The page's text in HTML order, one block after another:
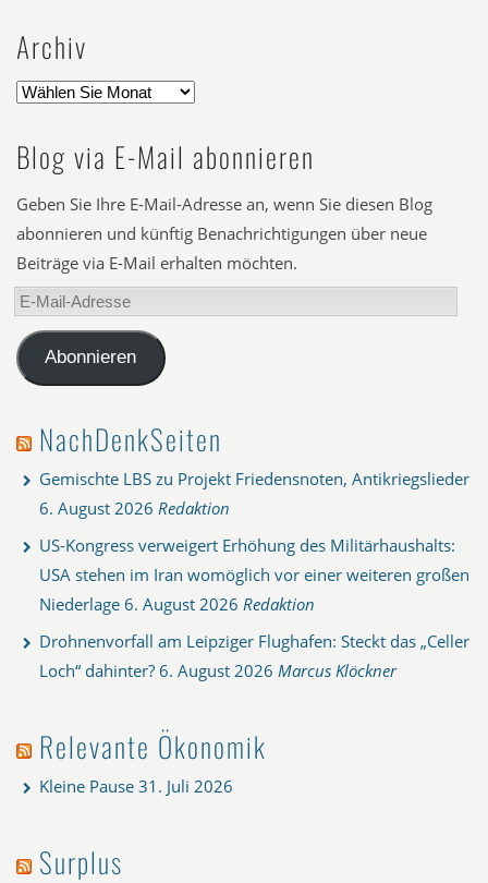
Archiv
Blog via E-Mail abonnieren
Geben Sie Ihre E-Mail-Adresse an, wenn Sie diesen Blog
abonnieren und künftig Benachrichtigungen über neue
Beiträge via E-Mail erhalten möchten.
E-
Mail-
AdresseAbonnieren
NachDenkSeiten
Gemischte LBS zu Projekt Friedensnoten, Antikriegslieder
6. August 2026 Redaktion
US-Kongress verweigert Erhöhung des Militärhaushalts:
USA stehen im Iran womöglich vor einer weiteren großen
Niederlage 6. August 2026 Redaktion
Drohnenvorfall am Leipziger Flughafen: Steckt das „Celler
Loch“ dahinter? 6. August 2026 Marcus Klöckner
Relevante Ökonomik
Kleine Pause 31. Juli 2026
Surplus